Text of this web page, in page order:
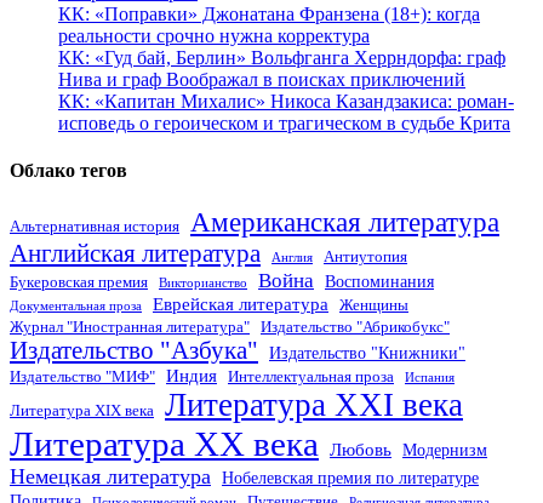
КК: «Поправки» Джонатана Франзена (18+): когда
реальности срочно нужна корректура
КК: «Гуд бай, Берлин» Вольфганга Херрндорфа: граф
Нива и граф Воображал в поисках приключений
КК: «Капитан Михалис» Никоса Казандзакиса: роман-
исповедь о героическом и трагическом в судьбе Крита
Облако тегов
Альтернативная история Американская литература
Английская литература Англия
Антиутопия
Букеровская премия
Викторианство Война Воспоминания
Документальная проза Еврейская литература
Женщины
Журнал "Иностранная литература"
Издательство "Абрикобукс"
Издательство "Азбука" Издательство "Книжники"
Издательство "МИФ" Индия Интеллектуальная проза Испания
Литература XIX века Литература XXI века
Литература XX века Любовь Модернизм
Немецкая литература Нобелевская премия по литературе